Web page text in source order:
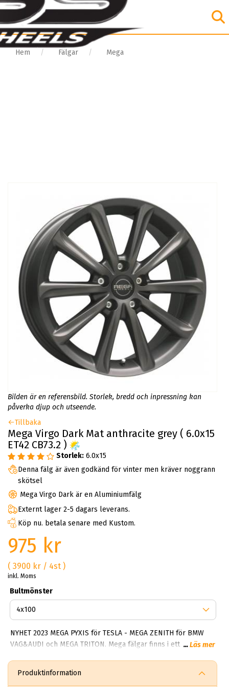
Hem Fälgar Mega
Bilden är en referensbild. Storlek, bredd och inpressning kan
påverka djup och utseende.
Tillbaka
Mega Virgo Dark Mat anthracite grey ( 6.0x15
ET42 CB73.2 )
Storlek: 6.0x15
Denna fälg är även godkänd för vinter men kräver noggrann
skötsel
Mega Virgo Dark är en Aluminiumfälg
Externt lager 2-5 dagars leverans.
Köp nu. betala senare med Kustom.
975 kr
( 3900 kr / 4st )
inkl. Moms
Bultmönster
NYHET 2023 MEGA PYXIS för TESLA - MEGA ZENITH för BMW
VAG&AUDI och MEGA TRITON. Mega fälgar finns i ett brett
deras förmåga att alltid skapa robusta fälgar som tål både
...Läs mer
Produktinformation